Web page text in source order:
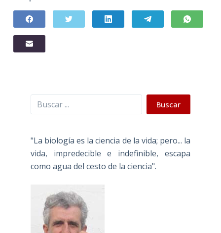
Buscar Buscar
"La biología es la ciencia de la vida; pero... la
vida, impredecible e indefinible, escapa
como agua del cesto de la ciencia".